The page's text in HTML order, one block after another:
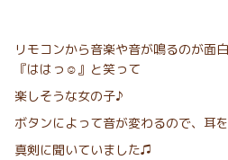
リモコンから音楽や音が鳴るのが面
『ははっ☺︎』と笑って
楽しそうな女の子♪
ボタンによって音が変わるので、耳
真剣に聞いていました♫